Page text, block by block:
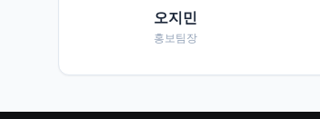
오지민
홍보팀장